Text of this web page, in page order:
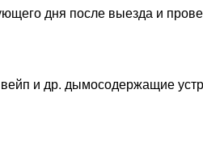
дня после выезда и
и др. дымосодержащие